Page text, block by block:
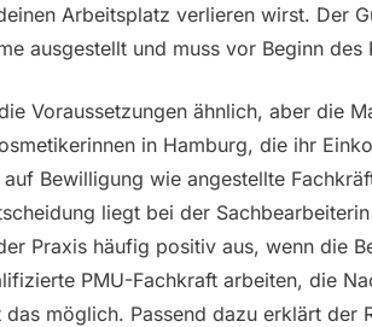
Arbeitsplatz verlieren wirst. Der
ausgestellt und muss vor Beginn des
Voraussetzungen ähnlich, aber die
in Hamburg, die ihr
Bewilligung wie angestellte
liegt bei der
Praxis häufig positiv aus, wenn die
PMU-Fachkraft arbeiten, die
das möglich. Passend dazu erklärt der